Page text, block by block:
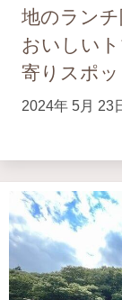
地のランチ
おいしい
寄りスポッ
2024年 5月 23